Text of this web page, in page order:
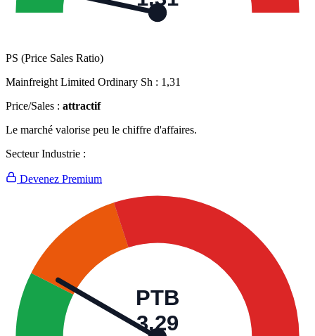
PS (Price Sales Ratio)
Mainfreight Limited Ordinary Sh : 1,31
Price/Sales : attractif
Le marché valorise peu le chiffre d'affaires.
Secteur Industrie :
Devenez Premium
PTB
3,29